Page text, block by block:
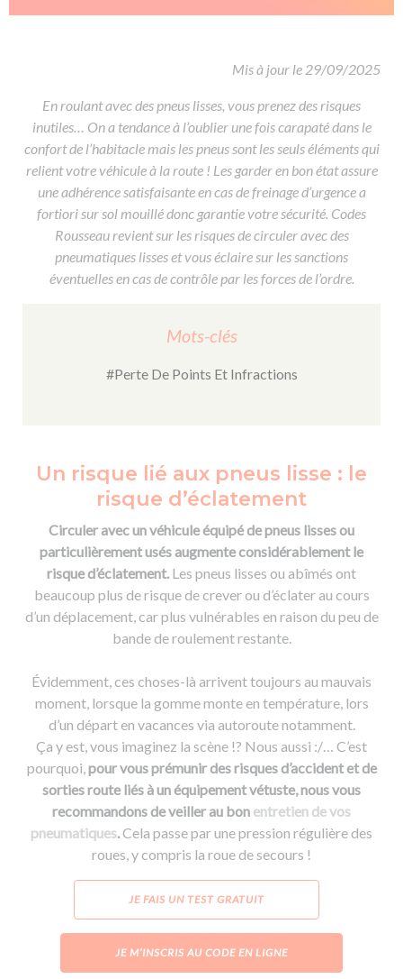
Formations pro.
Formation CACES
Devenir enseignant de la conduite
Mis à jour le 29/09/2025
En roulant avec des pneus lisses, vous prenez des risques
inutiles… On a tendance à l’oublier une fois carapaté dans le
confort de l’habitacle mais les pneus sont les seuls éléments qui
relient votre véhicule à la route ! Les garder en bon état assure
une adhérence satisfaisante en cas de freinage d’urgence a
fortiori sur sol mouillé donc garantie votre sécurité. Codes
Rousseau revient sur les risques de circuler avec des
pneumatiques lisses et vous éclaire sur les sanctions
éventuelles en cas de contrôle par les forces de l’ordre.
Mots-clés
#Perte De Points Et Infractions
Un risque lié aux pneus lisse : le
risque d’éclatement
Circuler avec un véhicule équipé de pneus lisses ou
particulièrement usés augmente considérablement le
risque d’éclatement.Les pneus lisses ou abîmés ont
beaucoup plus de risque de crever ou d’éclater au cours
d’un déplacement, car plus vulnérables en raison du peu de
bande de roulement restante.
Évidemment, ces choses-là arrivent toujours au mauvais
moment, lorsque la gomme monte en température, lors
d’un départ en vacances via autoroute notamment.
Ça y est, vous imaginez la scène !? Nous aussi :/… C’est
pourquoi,pour vous prémunir des risques d’accident et de
sorties route liés à un équipement vétuste, nous vous
recommandons de veiller au bon entretien de vos
pneumatiques.Cela passe par une pression régulière des
roues, y compris la roue de secours !
JE FAIS UN TEST GRATUIT
JE M’INSCRIS AU CODE EN LIGNE